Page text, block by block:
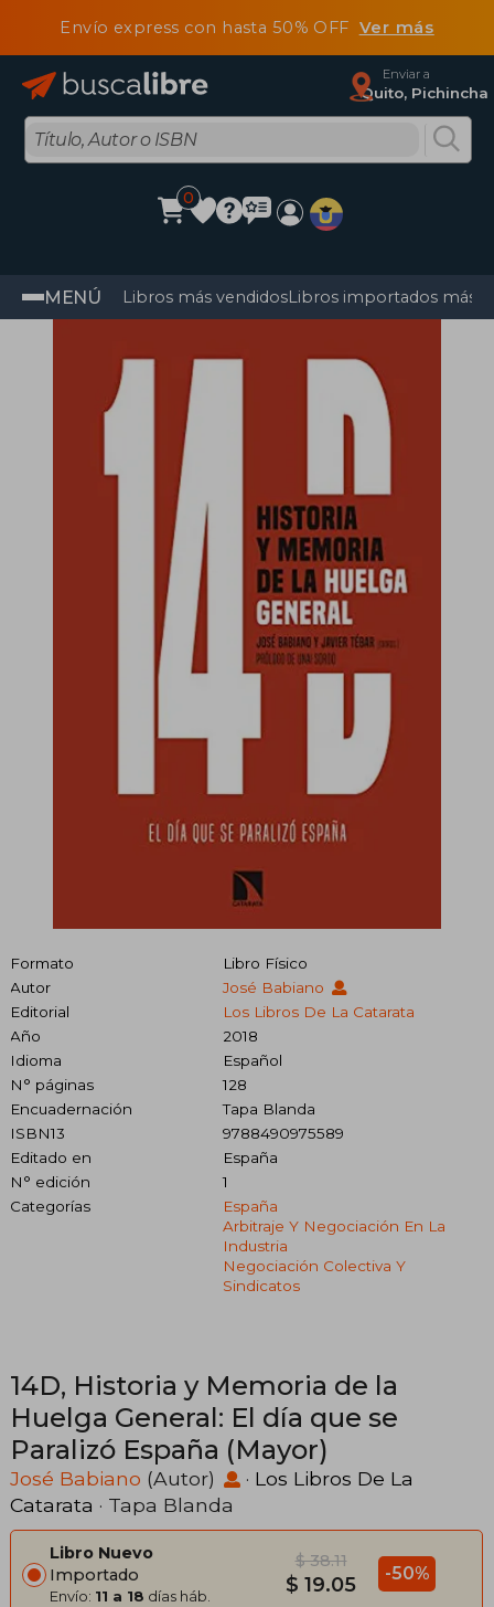
Envío express con hasta 50% OFF Ver más
Enviar a
Quito, Pichincha
0
MENÚ Libros más vendidosLibros importados más
Formato
Libro Físico
Autor
José Babiano
Editorial
Los Libros De La Catarata
Año
2018
Idioma
Español
N° páginas
128
Encuadernación
Tapa Blanda
ISBN13
9788490975589
Editado en
España
N° edición
1
Categorías
España
Arbitraje Y Negociación En La
Industria
Negociación Colectiva Y
Sindicatos
14D, Historia y Memoria de la
Huelga General: El día que se
Paralizó España (Mayor)
José Babiano (Autor) · Los Libros De La
Catarata · Tapa Blanda
Libro Nuevo
Importado
Envío: 11 a 18 días háb.
$ 38.11
$ 19.05 -50%